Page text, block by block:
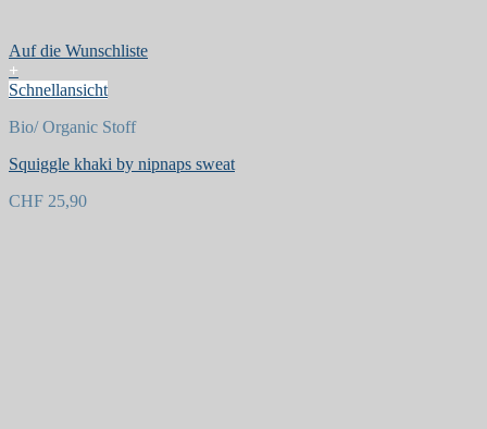
Auf die Wunschliste
+
Schnellansicht
Bio/ Organic Stoff
Squiggle khaki by nipnaps sweat
CHF 25,90